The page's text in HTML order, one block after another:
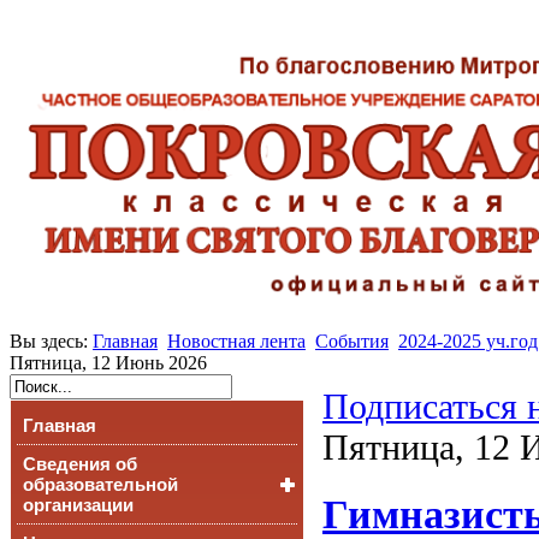
Вы здесь: Главная Новостная лента События 2024-2025 уч.год
Пятница, 12 Июнь 2026
Главная
Сведения об
образовательной
организации
Подписаться
Пятница, 12